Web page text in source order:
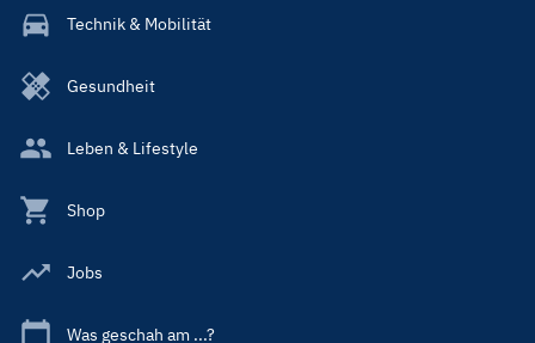
Technik & Mobilität
Gesundheit
Leben & Lifestyle
Shop
Jobs
Was geschah am ...?